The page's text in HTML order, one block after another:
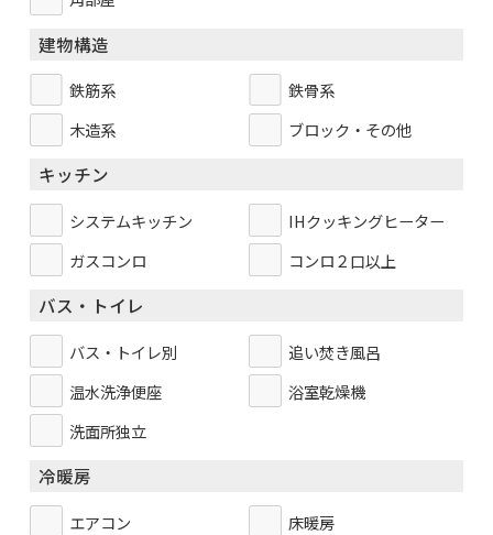
建物構造
鉄筋系
鉄骨系
木造系
ブロック・その他
キッチン
システムキッチン
IHクッキングヒーター
ガスコンロ
コンロ２口以上
バス・トイレ
バス・トイレ別
追い焚き風呂
温水洗浄便座
浴室乾燥機
洗面所独立
冷暖房
エアコン 床暖房